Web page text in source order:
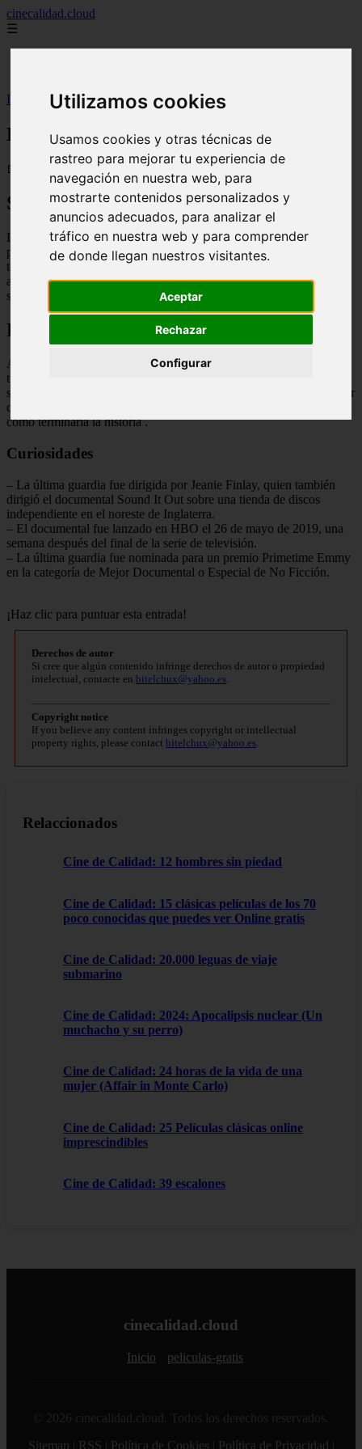
Utilizamos cookies
Usamos cookies y otras técnicas de
rastreo para mejorar tu experiencia de
navegación en nuestra web, para
mostrarte contenidos personalizados y
anuncios adecuados, para analizar el
tráfico en nuestra web y para comprender
de donde llegan nuestros visitantes.
Aceptar
Rechazar
Configurar
cinecalidad.cloud
☰
Inicio finalexplicadolat >La última guardia ᐉ Final Explicado
La última guardia ᐉ Final Explicado
📅 13/02/2026
Sinopsis
La última guardia es un documental que sigue el proceso de
producción de la octava y última temporada de la exitosa serie de
televisión Juego de Tronos. El documental muestra el trabajo de los
actores, el equipo de producción y los creadores de la serie mientras
se preparan para el gran final.
Final Explicado
A diferencia de la trama de Juego de Tronos, La última guardia no
tiene un final en sí mismo. En cambio, el documental muestra cómo
se creó el final de la serie de televisión. Los espectadores pueden ver
cómo se filmaron las escenas finales y cómo se tomó la decisión de
cómo terminaría la historia.
Curiosidades
– La última guardia fue dirigida por Jeanie Finlay, quien también
dirigió el documental Sound It Out sobre una tienda de discos
independiente en el noreste de Inglaterra.
– El documental fue lanzado en HBO el 26 de mayo de 2019, una
semana después del final de la serie de televisión.
– La última guardia fue nominada para un premio Primetime Emmy
en la categoría de Mejor Documental o Especial de No Ficción.
¡Haz clic para puntuar esta entrada!
Derechos de autor
Si cree que algún contenido infringe derechos de autor o propiedad
intelectual, contacte en bitelchux@yahoo.es
Copyright notice
If you believe any content infringes copyright or intellectual
property rights, please contact bitelchux@yahoo.es
Relaccionados
Cine de Calidad: 12 hombres sin piedad
Cine de Calidad: 15 clásicas películas de los 70
poco conocidas que puedes ver Online gratis
Cine de Calidad: 20.000 leguas de viaje
submarino
Cine de Calidad: 2024: Apocalipsis nuclear (Un
muchacho y su perro)
Cine de Calidad: 24 horas de la vida de una
mujer (Affair in Monte Carlo)
Cine de Calidad: 25 Películas clásicas online
imprescindibles
Cine de Calidad: 39 escalones
cinecalidad.cloud
Inicio peliculas-gratis
© 2026 cinecalidad.cloud. Todos los derechos reservados.
Sitemap
RSS Política de Cookies Política de Privacidad